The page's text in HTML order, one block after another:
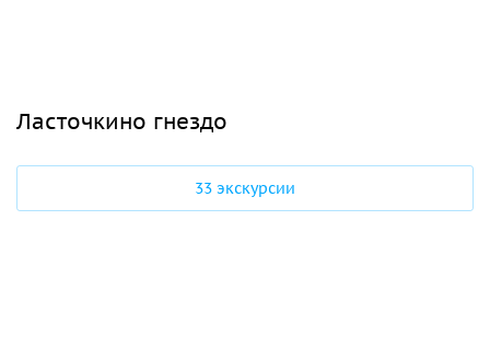
Ласточкино гнездо
33 экскурсии